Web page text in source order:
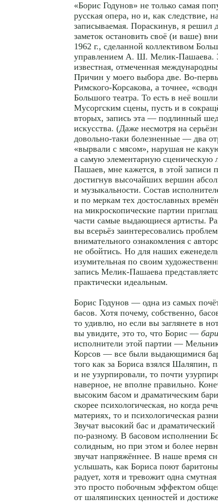
«Борис Годунов» не только самая
русская опера, но и, как следствие,
записываемая. Пораскинув, я решил
заметок остановить своё (и ваше)
1962 г., сделанной коллективом
управлением А. Ш. Мелик-Пашаева.
известная, отмеченная
Причин у моего выбора две. Во-
Римского-Корсакова, а точнее,
Большого театра. То есть в неё
Мусоргским сцены, пусть и в
вторых, запись эта — подлинный
искусства. (Даже несмотря на
довольно-таки болезненные — два
«вырвали с мясом», нарушая не
а самую элементарную сценическую
Пашаев, мне кажется, в этой записи
достигнув высочайших вершин
и музыкальности. Состав
и по меркам тех достославных
на микроскопические партии
части самые выдающиеся артисты.
вы всерьёз заинтересовались
внимательного ознакомления с
не обойтись. Но для наших
изумительная по своим
запись Мелик-Пашаева
практически идеальным.
Борис Годунов — одна из самых
басов. Хотя почему, собственно,
то удивлю, но если вы заглянете в
вы увидите, это то, что Борис —
исполнители этой партии —
Корсов — все были выдающимися
того как за Бориса взялся Шаляпин,
и не узурпировали, то почти
наверное, не вполне правильно.
высоким басом и драматическим
скорее психологическая, но когда
материях, то и психологическая
Звучат высокий бас и драматический
по-разному. В басовом исполнении
солидным, но при этом и более
звучат напряжённее. В наше время
услышать, как Бориса поют
радует, хотя и тревожит одна
это просто побочным эффектом
от шаляпинских ценностей и